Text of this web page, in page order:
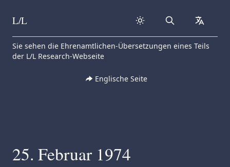
Skip to content
L/L Search
Sie sehen die Ehrenamtlichen-Übersetzungen eines Teils
der L/L Research-Webseite
Englische Seite
25. Februar 1974